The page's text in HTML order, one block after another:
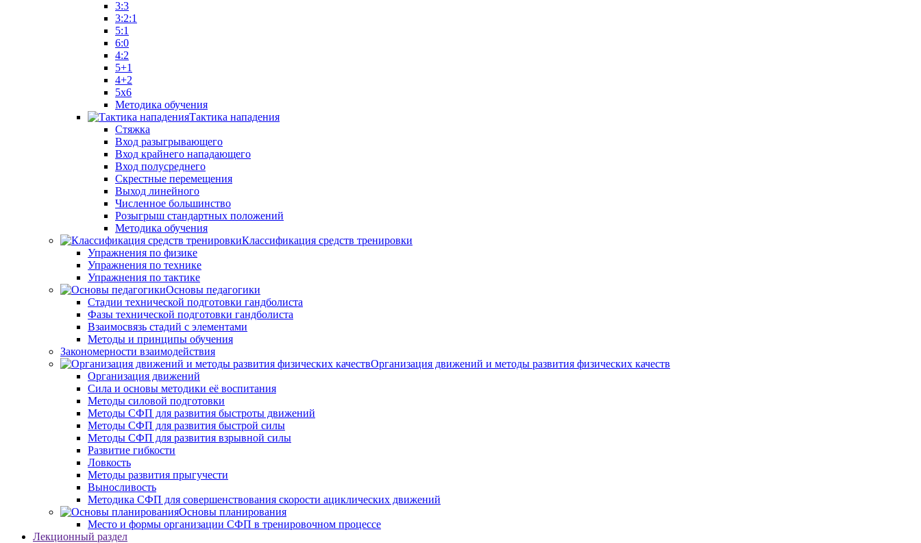
3:3
3:2:1
5:1
6:0
4:2
5+1
4+2
5x6
Методика обучения
Тактика нападения
Стяжка
Вход разыгрывающего
Вход крайнего нападающего
Вход полусреднего
Скрестные перемещения
Выход линейного
Численное большинство
Розыгрыш стандартных положений
Методика обучения
Классификация средств тренировки
Упражнения по физике
Упражнения по технике
Упражнения по тактике
Основы педагогики
Стадии технической подготовки гандболиста
Фазы технической подготовки гандболиста
Взаимосвязь стадий с элементами
Методы и принципы обучения
Закономерности взаимодействия
Организация движений и методы развития физических качеств
Организация движений
Сила и основы методики её воспитания
Методы силовой подготовки
Методы СФП для развития быстроты движений
Методы СФП для развития быстрой силы
Методы СФП для развития взрывной силы
Развитие гибкости
Ловкость
Методы развития прыгучести
Выносливость
Методика СФП для совершенствования скорости ациклических движений
Основы планирования
Место и формы организации СФП в тренировочном процессе
Лекционный раздел